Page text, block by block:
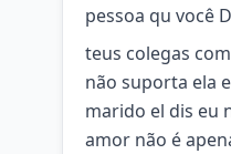
pessoa qu você
teus colegas
não suporta ela
marido el dis eu
amor não é